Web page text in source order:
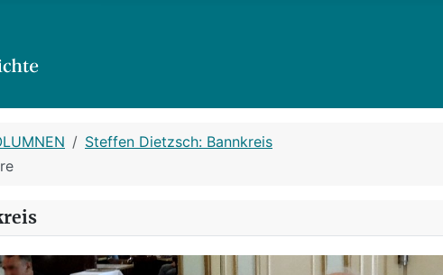
Steffen Dietzsch: Bannkreis